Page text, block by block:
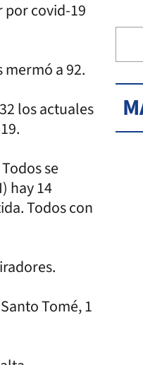
por covid-19
mermó a 92.
los actuales
se
hay 14
Todos con
Tomé, 1